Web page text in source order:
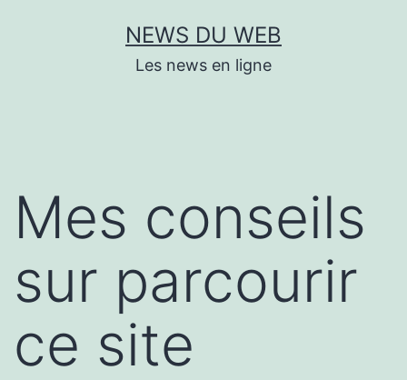
NEWS DU WEB
Les news en ligne
Mes conseils
sur parcourir
ce site